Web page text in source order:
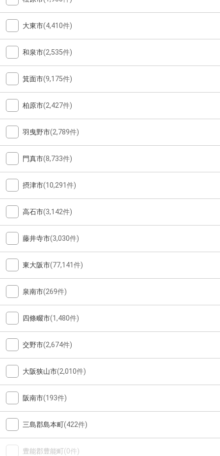
大東市(4,410件)
和泉市(2,535件)
箕面市(9,175件)
柏原市(2,427件)
羽曳野市(2,789件)
門真市(8,733件)
摂津市(10,291件)
高石市(3,142件)
藤井寺市(3,030件)
東大阪市(77,141件)
泉南市(269件)
四條畷市(1,480件)
交野市(2,674件)
大阪狭山市(2,010件)
阪南市(193件)
三島郡島本町(422件)
豊能郡豊能町(0件)